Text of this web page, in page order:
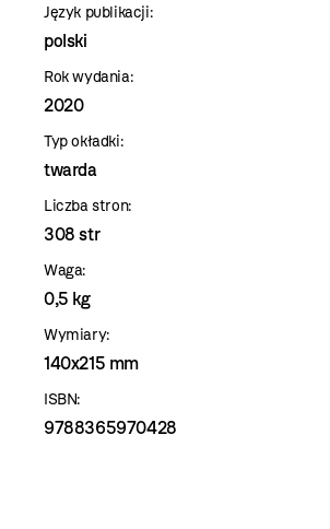
Język publikacji:
polski
Rok wydania:
2020
Typ okładki:
twarda
Liczba stron:
308 str
Waga:
0,5 kg
Wymiary:
140x215 mm
ISBN:
9788365970428